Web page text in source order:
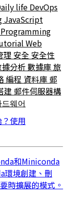
life DevOps
JavaScript
Programming
Web
理 安全 安全性
分析數據庫旅
編程 資料庫 郵
建 郵件伺服器構
웨어
使用
和Miniconda
環境創建、刪
時擴展的模式。